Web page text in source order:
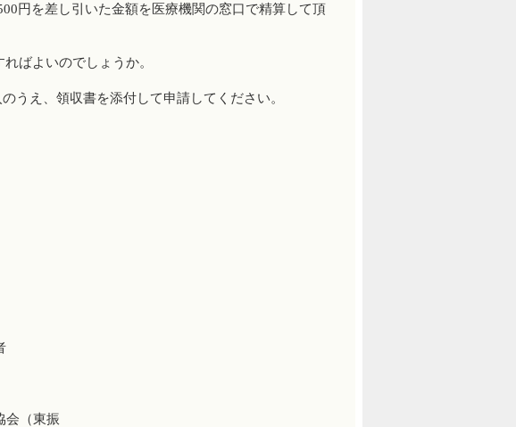
円を差し引いた金額を医療機関の窓口で精算して頂
ばよいのでしょうか。
うえ、領収書を添付して申請してください。
会（東振